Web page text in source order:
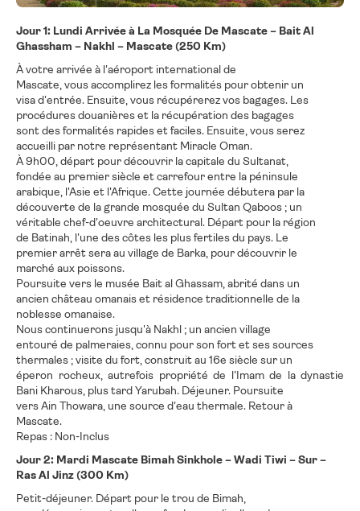
Jour 1: Lundi Arrivée à La Mosquée De Mascate – Bait Al
Ghassham – Nakhl – Mascate (250 Km)
À votre arrivée à l'aéroport international de
Mascate, vous accomplirez les formalités pour obtenir un
visa d'entrée. Ensuite, vous récupérerez vos bagages. Les
procédures douanières et la récupération des bagages
sont des formalités rapides et faciles. Ensuite, vous serez
accueilli par notre représentant Miracle Oman.
À 9h00, départ pour découvrir la capitale du Sultanat,
fondée au premier siècle et carrefour entre la péninsule
arabique, l'Asie et l'Afrique. Cette journée débutera par la
découverte de la grande mosquée du Sultan Qaboos ; un
véritable chef-d'oeuvre architectural. Départ pour la région
de Batinah, l'une des côtes les plus fertiles du pays. Le
premier arrêt sera au village de Barka, pour découvrir le
marché aux poissons.
Poursuite vers le musée Bait al Ghassam, abrité dans un
ancien château omanais et résidence traditionnelle de la
noblesse omanaise.
Nous continuerons jusqu'à Nakhl ; un ancien village
entouré de palmeraies, connu pour son fort et ses sources
thermales ; visite du fort, construit au 16e siècle sur un
éperon rocheux, autrefois propriété de l'Imam de la dynastie
Bani Kharous, plus tard Yarubah. Déjeuner. Poursuite
vers Ain Thowara, une source d'eau thermale. Retour à
Mascate.
Repas : Non-Inclus
Jour 2: Mardi Mascate Bimah Sinkhole – Wadi Tiwi – Sur –
Ras Al Jinz (300 Km)
Petit-déjeuner. Départ pour le trou de Bimah,